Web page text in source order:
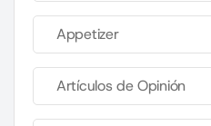
Appetizer
Artículos de Opinión